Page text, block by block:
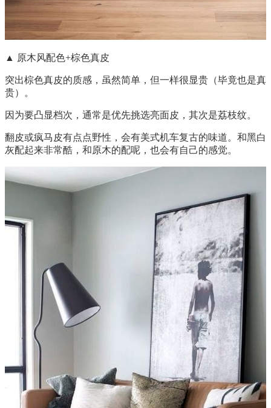
▲ 原木风配色+棕色真皮
突出棕色真皮的质感，虽然简单，但一样很显贵（毕竟也是真
贵）。
因为要凸显档次，通常是优先挑选亮面皮，其次是荔枝纹。
翻皮或疯马皮有点点野性，会有美式机车复古的味道。和黑白
灰配起来非常酷，和原木的配呢，也会有自己的感觉。